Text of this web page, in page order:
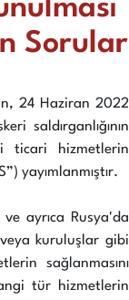
Sorular
24 Haziran 2022
saldırganlığının
ticari hizmetlerin
yayımlanmıştır.
ayrıca Rusya'da
kuruluşlar gibi
sağlanmasını
tür hizmetlerin